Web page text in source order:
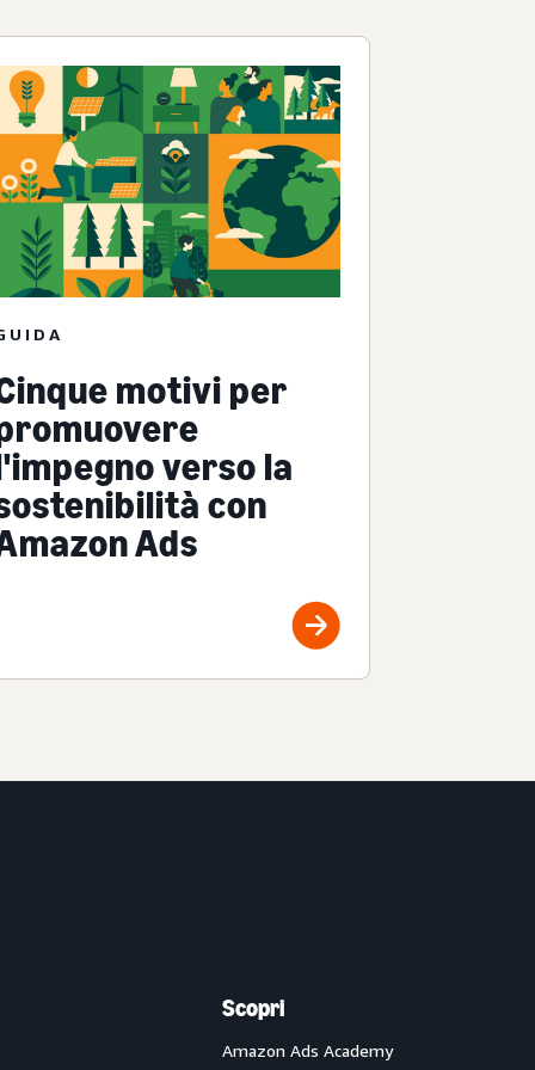
motivi per
verso la
con
Ads
Scopri
Amazon Ads Academy